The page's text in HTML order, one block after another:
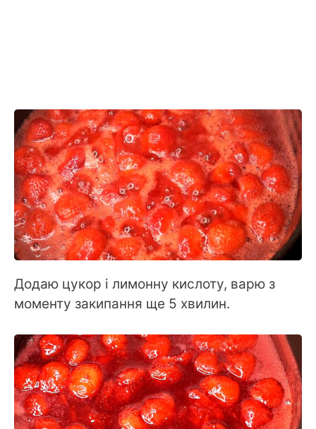
Додаю цукор і лимонну кислоту, варю з
моменту закипання ще 5 хвилин.